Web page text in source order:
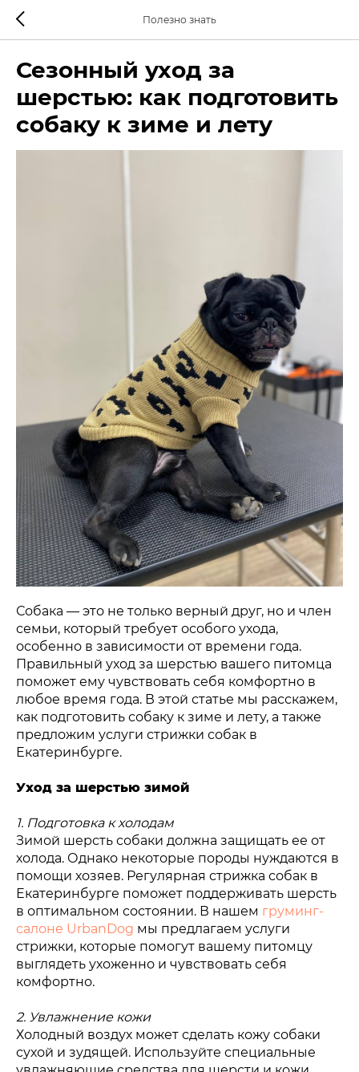
Полезно знать
Сезонный уход за
шерстью: как подготовить
собаку к зиме и лету
Собака — это не только верный друг, но и член
семьи, который требует особого ухода,
особенно в зависимости от времени года.
Правильный уход за шерстью вашего питомца
поможет ему чувствовать себя комфортно в
любое время года. В этой статье мы расскажем,
как подготовить собаку к зиме и лету, а также
предложим услуги стрижки собак в
Екатеринбурге.
Уход за шерстью зимой
1. Подготовка к холодам
Зимой шерсть собаки должна защищать ее от
холода. Однако некоторые породы нуждаются в
помощи хозяев. Регулярная стрижка собак в
Екатеринбурге поможет поддерживать шерсть
в оптимальном состоянии. В нашем груминг-
салоне UrbanDog мы предлагаем услуги
стрижки, которые помогут вашему питомцу
выглядеть ухоженно и чувствовать себя
комфортно.
2. Увлажнение кожи
Холодный воздух может сделать кожу собаки
сухой и зудящей. Используйте специальные